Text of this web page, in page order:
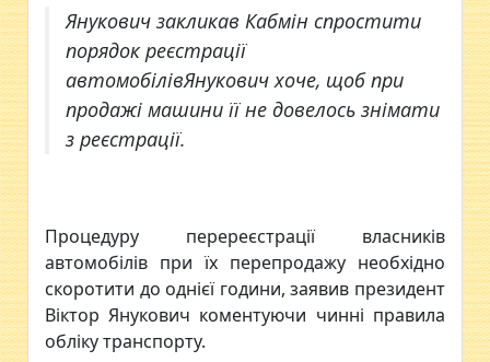
Янукович закликав Кабмін спростити
порядок реєстрації
автомобілівЯнукович хоче, щоб при
продажі машини її не довелось знімати
з реєстрації.
Процедуру перереєстрації власників
автомобілів при їх перепродажу необхідно
скоротити до однієї години, заявив президент
Віктор Янукович коментуючи чинні правила
обліку транспорту.